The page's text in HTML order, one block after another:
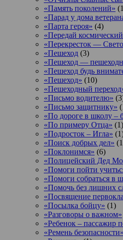
«Память поколений»
«Парад у дома
«Парта героя» (4)
«Передай
«Перекресток —
«Пешеход (3)
«Пешеход —
«Пешеход будь
«Пешеход» (10)
«Пешеходный
«Письмо водителю»
«Письмо защитнику»
«По дороге в школу –
«По примеру Отца» (1)
«Подросток ‒ Игла»
«Поиск добрых дел»
«Поклонимся» (6)
«Полицейский Дед
«Помоги пойти
«Помоги собраться в
«Помочь без лишних
«Посвящение
«Посылка бойцу» (1)
«Разговоры о важном»
«Ребенок – пассажир
«Ремень безопасности»